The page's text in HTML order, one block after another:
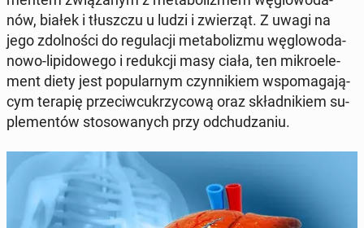
nów, białek i tłusz­czu u ludzi i zwie­rząt. Z uwagi na
jego zdol­no­ści do re­gu­la­cji me­ta­bo­li­zmu wę­glo­wo­da­
no­wo-li­pi­do­we­go i re­duk­cji masy ciała, ten mi­kro­ele­
ment diety jest po­pu­lar­nym czyn­ni­kiem wspo­ma­ga­ją­
cym terapię prze­ciw­cu­krzy­co­wą oraz skład­ni­kiem su­
ple­men­tów sto­so­wa­nych przy od­chu­dza­niu.